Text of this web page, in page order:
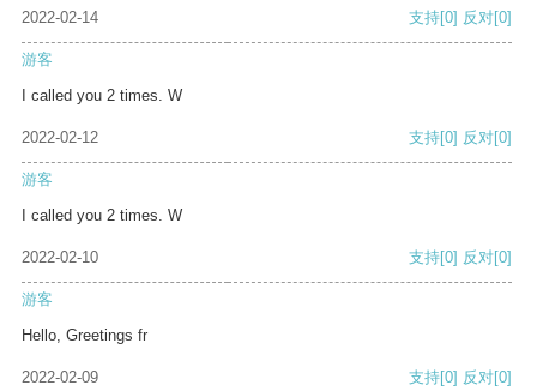
2022-02-14 支持[0] 反对[0]
游客
I called you 2 times. W
2022-02-12 支持[0] 反对[0]
游客
I called you 2 times. W
2022-02-10 支持[0] 反对[0]
游客
Hello, Greetings fr
2022-02-09 支持[0] 反对[0]